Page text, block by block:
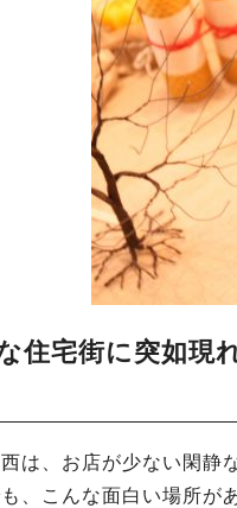
住宅街に突如現
は、お店が少ない閑静
、こんな面白い場所